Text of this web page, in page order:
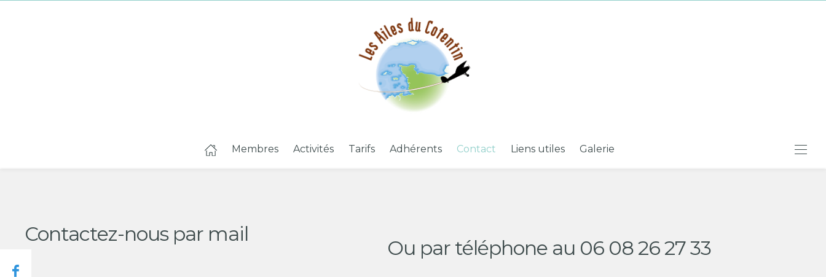
Membres Activités Tarifs Adhérents Contact Liens utiles Galerie
Contactez-nous par mail
Ou par téléphone au 06 08 26 27 33